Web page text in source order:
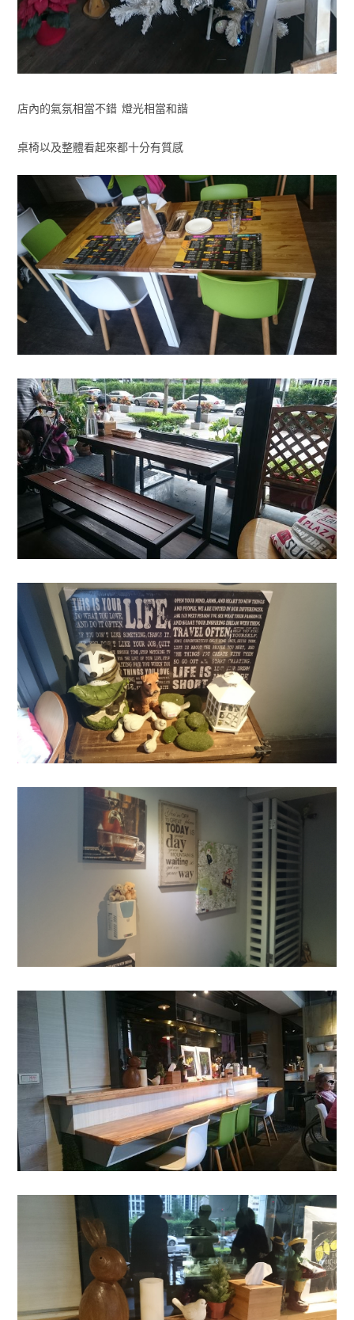
店內的氣氛相當不錯 燈光相當和諧
桌椅以及整體看起來都十分有質感